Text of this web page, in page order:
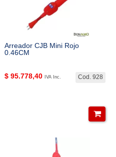
Arreador CJB Mini Rojo
0.46CM
Cod. 928
$ 95.778,40 IVA Inc.